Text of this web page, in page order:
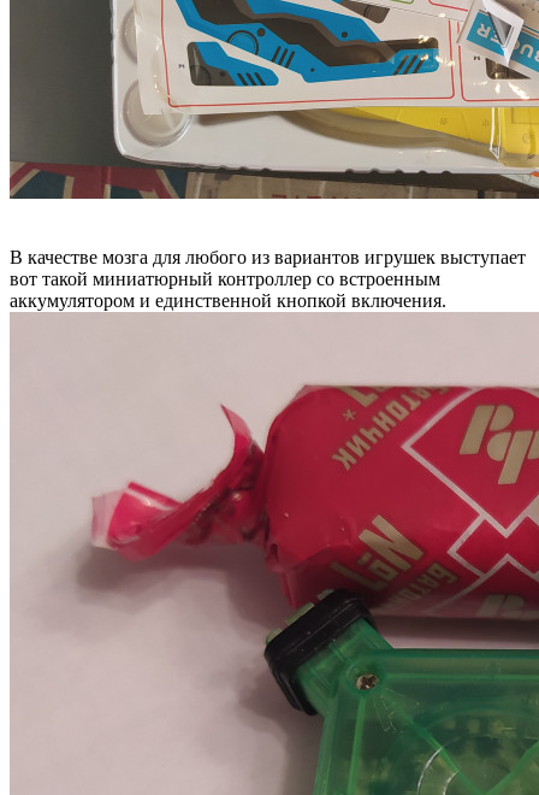
В качестве мозга для любого из вариантов игрушек выступает
вот такой миниатюрный контроллер со встроенным
аккумулятором и единственной кнопкой включения.